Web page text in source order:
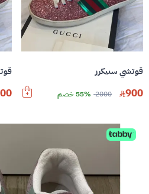
قوتشي سنيكرز
900
2000 55% خصم